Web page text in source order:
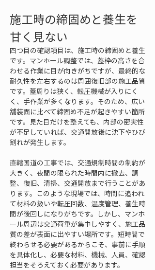
施工時の締固めと養生を
甘く見ない
四つ目の確認項目は、施工時の締固めと養生
です。マンホール調整では、蓋枠の高さを合
わせる作業に目が向きがちですが、最終的な
耐久性を左右するのは周囲復旧部の施工品質
です。蓋周りは狭く、転圧機械が入りにく
く、手作業が多くなります。そのため、広い
舗装面に比べて締固め不足が起きやすい箇所
です。見た目だけを整えても、内部の密実性
が不足していれば、交通開放後に沈下やひび
割れが発生します。
直轄国道の工事では、交通規制時間の制約が
大きく、夜間の限られた時間内に撤去、調
整、復旧、清掃、交通開放まで行うことがあ
ります。このような現場では、時間に追われ
て材料の扱いや転圧回数、温度管理、養生時
間が後回しになりがちです。しかし、マンホ
ール周辺は交通荷重が集中しやすく、施工品
質の差が表面に出やすい場所です。短時間で
終わらせる必要があるからこそ、事前に手順
を具体化し、必要な材料、機械、人員、確認
担当をそろえておく必要があります。